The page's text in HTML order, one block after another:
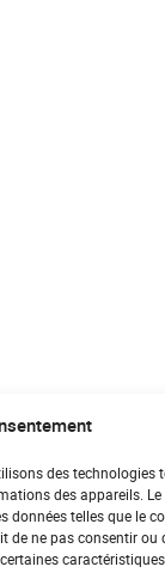
des technologies
des appareils.
données telles que le
de ne pas consentir ou